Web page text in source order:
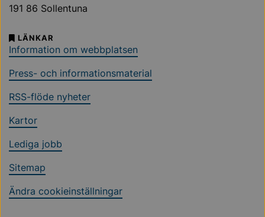
191 86 Sollentuna
LÄNKAR
Information om webbplatsen
Press- och informationsmaterial
RSS-flöde nyheter
Kartor
Lediga jobb
Sitemap
Ändra cookieinställningar